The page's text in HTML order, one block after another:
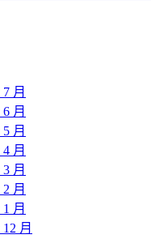
月
月
月
月
月
月
月
月